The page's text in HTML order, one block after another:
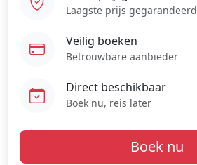
Laagste prijs gegarandeerd
Veilig boeken
Betrouwbare aanbieder
Direct beschikbaar
Boek nu, reis later
Boek nu